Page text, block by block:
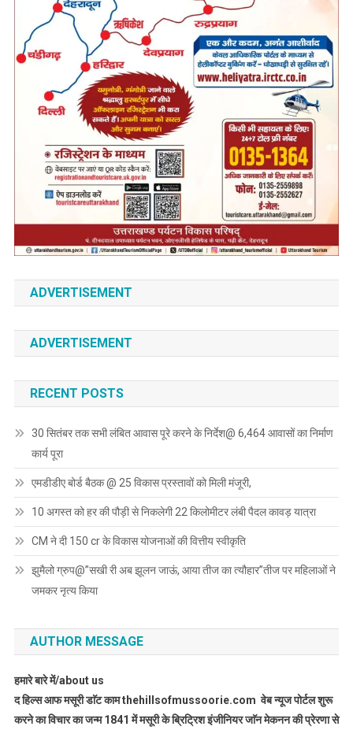
ADVERTISEMENT
ADVERTISEMENT
RECENT POSTS
30 सितंबर तक सभी लंबित आवास पूरे करने के निर्देश@ 6,464 आवासों का निर्माण
कार्य पूरा
एमडीडीए बोर्ड बैठक @ 25 विकास प्रस्तावों को मिली मंजूरी,
10 अगस्त को हर की पौड़ी से निकलेगी 22 किलोमीटर लंबी पैदल कावड़ यात्रा
CM ने दी 150 cr के विकास योजनाओं की वित्तीय स्वीकृति
झुमैलो ग्रुप@”सखी री अब झूलन जाऊं, आया तीज का त्यौहार”तीज पर महिलाओं ने
जमकर नृत्य किया
AUTHOR MESSAGE
हमारे बारे में/about us
द हिल्स आफ मसूरी डाॅट काम thehillsofmussoorie.com वेब न्यूज पोर्टल शुरू
करने का विचार का जन्म 1841 में मसूरी के ब्रिट्रिश इंजीनियर जाॅन मेकनन की प्रेरणा से